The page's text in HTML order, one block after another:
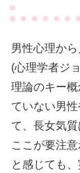
男性心理か
(心理学者ジ
理論のキー
ていない男
て、長女気
ここが要注
と感じても